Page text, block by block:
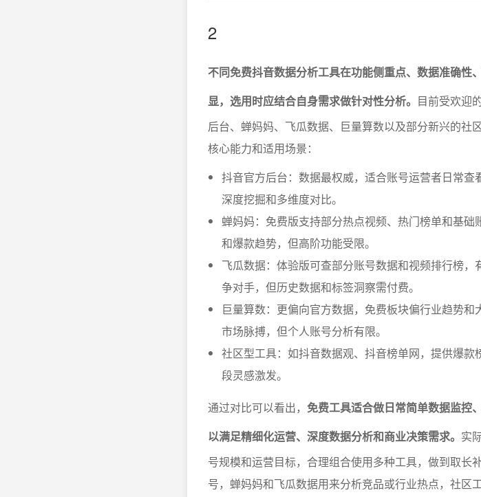
2
不同免费抖音数据分析工具在功能侧重点、数据准确性
显，选用时应结合自身需求做针对性分析。 目前受欢迎
后台、蝉妈妈、飞瓜数据、巨量算数以及部分新兴的社
核心能力和适用场景：
抖音官方后台：数据最权威，适合账号运营者日常
深度挖掘和多维度对比。
蝉妈妈：免费版支持部分热点视频、热门榜单和基
和爆款趋势，但高阶功能受限。
飞瓜数据：体验版可查部分账号数据和视频排行榜
争对手，但历史数据和标签洞察需付费。
巨量算数：更偏向官方数据，免费板块偏行业趋势
市场脉搏，但个人账号分析有限。
社区型工具：如抖音数据观、抖音榜单网，提供爆
段灵感激发。
通过对比可以看出， 免费工具适合做日常简单数据监控
以满足精细化运营、深度数据分析和商业决策需求。 实
号规模和运营目标，合理组合使用多种工具，做到取长
号，蝉妈妈和飞瓜数据用来分析竞品或行业热点，社区